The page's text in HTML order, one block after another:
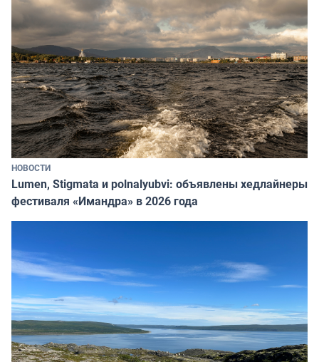
НОВОСТИ
Lumen, Stigmata и polnalyubvi: объявлены хедлайнеры
фестиваля «Имандра» в 2026 года